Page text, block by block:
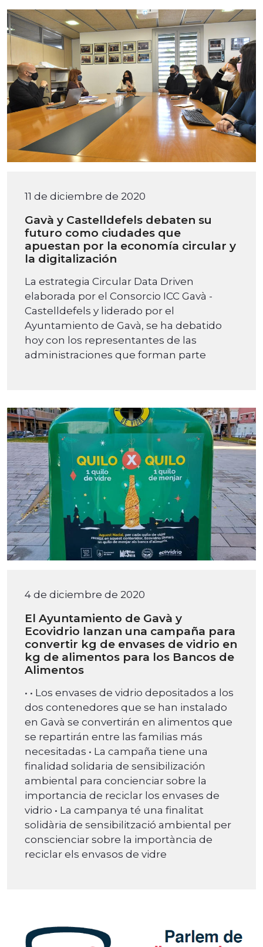
11 de diciembre de 2020
Gavà y Castelldefels debaten su
futuro como ciudades que
apuestan por la economía circular y
la digitalización
La estrategia Circular Data Driven
elaborada por el Consorcio ICC Gavà -
Castelldefels y liderado por el
Ayuntamiento de Gavà, se ha debatido
hoy con los representantes de las
administraciones que forman parte
4 de diciembre de 2020
El Ayuntamiento de Gavà y
Ecovidrio lanzan una campaña para
convertir kg de envases de vidrio en
kg de alimentos para los Bancos de
Alimentos
• • Los envases de vidrio depositados a los
dos contenedores que se han instalado
en Gavà se convertirán en alimentos que
se repartirán entre las familias más
necesitadas • La campaña tiene una
finalidad solidaria de sensibilización
ambiental para concienciar sobre la
importancia de reciclar los envases de
vidrio • La campanya té una finalitat
solidària de sensibilització ambiental per
conscienciar sobre la importància de
reciclar els envasos de vidre